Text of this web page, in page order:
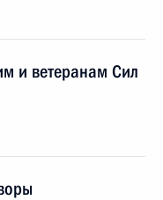
и ветеранам Сил